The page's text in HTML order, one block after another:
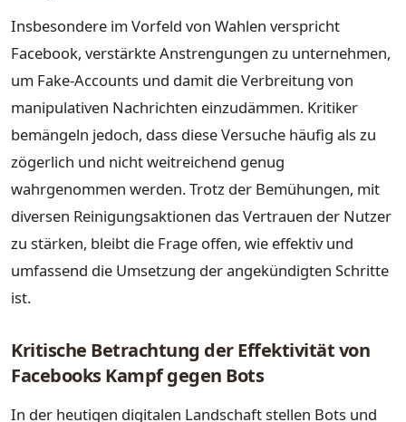
Insbesondere im Vorfeld von Wahlen verspricht
Facebook, verstärkte Anstrengungen zu unternehmen,
um Fake-Accounts und damit die Verbreitung von
manipulativen Nachrichten einzudämmen. Kritiker
bemängeln jedoch, dass diese Versuche häufig als zu
zögerlich und nicht weitreichend genug
wahrgenommen werden. Trotz der Bemühungen, mit
diversen Reinigungsaktionen das Vertrauen der Nutzer
zu stärken, bleibt die Frage offen, wie effektiv und
umfassend die Umsetzung der angekündigten Schritte
ist.
Kritische Betrachtung der Effektivität von
Facebooks Kampf gegen Bots
In der heutigen digitalen Landschaft stellen Bots und